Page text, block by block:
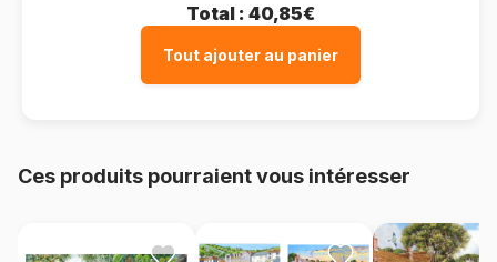
Total : 40,85€
Tout ajouter au panier
Ces produits pourraient vous intéresser